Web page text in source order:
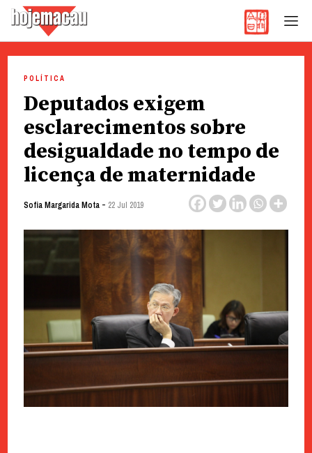
content
POLÍTICA
Deputados exigem
esclarecimentos sobre
desigualdade no tempo de
licença de maternidade
Sofia Margarida Mota- 22 Jul 2019